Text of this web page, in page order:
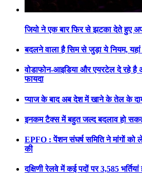
जियो ने एक बार फिर से झटका देते हुए
बदलने वाला है सिम से जुड़ा ये नियम,
वोडाफोन-आइडिया और एयरटेल दे रहे है
फायदा
प्याज के बाद अब देश में खाने के तेल के
इनकम टैक्स में बहुत जल्द बदलाव हो
EPFO : पेंशन संघर्ष समिति ने मांगों को
की
दक्षिणी रेलवे में कई पदों पर 3,585 भर्तियां